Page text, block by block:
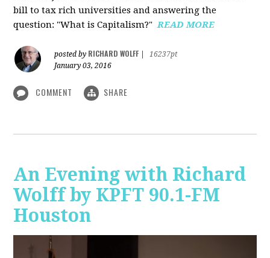
bill to tax rich universities and answering the
question: "What is Capitalism?"READ MORE
posted by RICHARD WOLFF
16237pt
January 03, 2016
COMMENT SHARE
An Evening with Richard
Wolff by KPFT 90.1-FM
Houston